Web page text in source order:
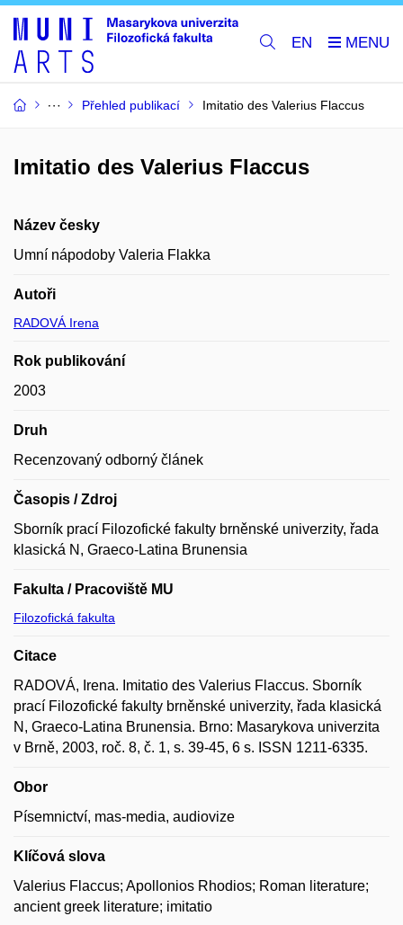
EN
Přehled publikací Imitatio des Valerius Flaccus
Imitatio des Valerius Flaccus
Název česky
Umní nápodoby Valeria Flakka
Autoři
RADOVÁ Irena
Rok publikování
2003
Druh
Recenzovaný odborný článek
Časopis / Zdroj
Sborník prací Filozofické fakulty brněnské univerzity, řada
klasická N, Graeco-Latina Brunensia
Fakulta / Pracoviště MU
Filozofická fakulta
Citace
RADOVÁ, Irena. Imitatio des Valerius Flaccus. Sborník
prací Filozofické fakulty brněnské univerzity, řada klasická
N, Graeco-Latina Brunensia. Brno: Masarykova univerzita
v Brně, 2003, roč. 8, č. 1, s. 39-45, 6 s. ISSN 1211-6335.
Obor
Písemnictví, mas-media, audiovize
Klíčová slova
Valerius Flaccus; Apollonios Rhodios; Roman literature;
ancient greek literature; imitatio